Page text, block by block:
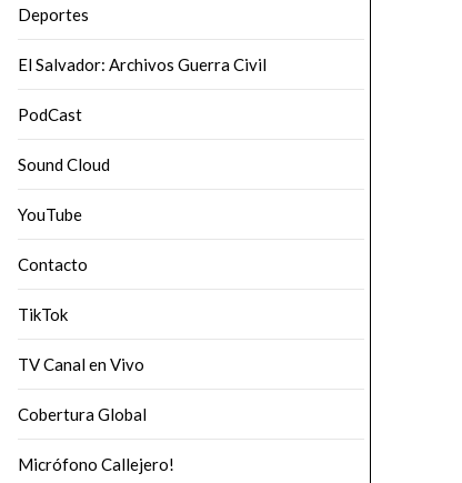
Deportes
El Salvador: Archivos Guerra Civil
PodCast
Sound Cloud
YouTube
Contacto
TikTok
TV Canal en Vivo
Cobertura Global
Micrófono Callejero!